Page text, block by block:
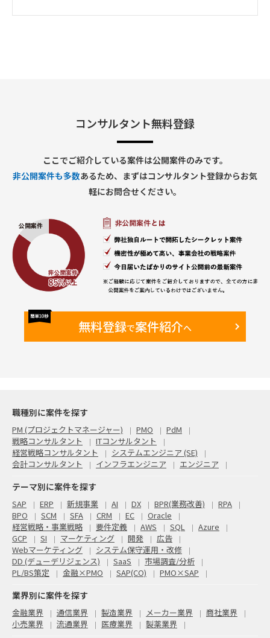
グ、移行データ準備、移行リハ実行支援 等）
・ IT関連トピックにかかわるグローバルメンバとのコミュニ
【期間】
・26年1月～終了時期未定（Go Liveは2026年10月予定）
【備考】
・既に元請のBPさんがAA担当として2年弱参画している
Finance領域に参画いただき、同様のロールを担っていただき
コンサルタント無料登録
ここでご紹介している案件は公開案件のみです。
非公開案件も多数あるため、まずはコンサルタント登録からお気
軽にお問合せください。
無料登録で案件紹介へ
職種別に案件を探す
PM (プロジェクトマネージャー) PMO
PdM
戦略コンサルタント
ITコンサルタント
経営戦略コンサルタント
システムエンジニア (SE)
会計コンサルタント
インフラエンジニア エンジニア
テーマ別に案件を探す
SAP ERP 新規事業 AI DX BPR(業務改善)
RPA
BPO
SCM SFA CRM EC
Oracle
経営戦略・事業戦略
要件定義 AWS SQL
Azure
GCP
SI マーケティング 開発
広告
Webマーケティング
システム保守運用・改修
DD (デューデリジェンス)
SaaS
市場調査/分析
PL/BS策定
金融×PMO SAP(CO) PMO×SAP
業界別に案件を探す
金融業界 通信業界 製造業界 メーカー業界
商社業界
小売業界
流通業界 医療業界 製薬業界